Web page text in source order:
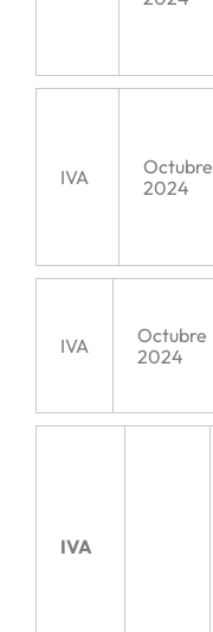
IVA
Octubre
2024
IVA
Octubre
2024
IVA